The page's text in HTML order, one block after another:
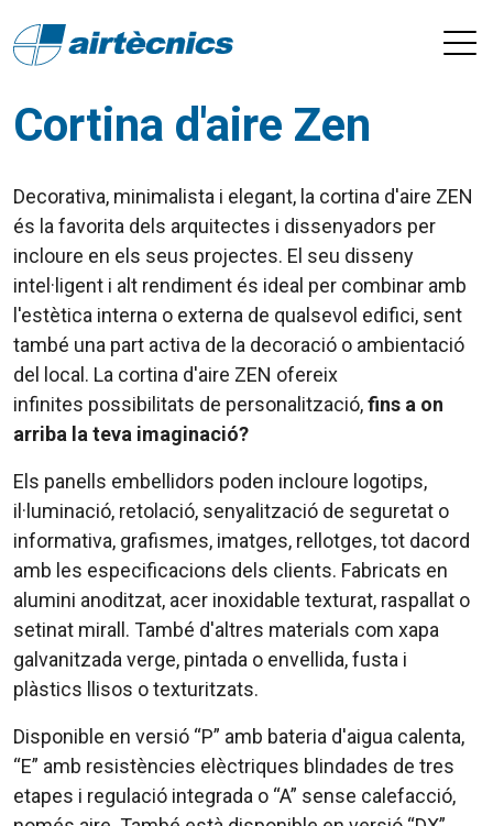
Cortina d'aire Zen
Decorativa, minimalista i elegant, la cortina d'aire ZEN
és la favorita dels arquitectes i dissenyadors per
incloure en els seus projectes. El seu disseny
intel·ligent i alt rendiment és ideal per combinar amb
l'estètica interna o externa de qualsevol edifici, sent
també una part activa de la decoració o ambientació
del local. La cortina d'aire ZEN ofereix
infinites possibilitats de personalització,fins a on
arriba la teva imaginació?
Els panells embellidors poden incloure logotips,
il·luminació, retolació, senyalització de seguretat o
informativa, grafismes, imatges, rellotges, tot dacord
amb les especificacions dels clients. Fabricats en
alumini anoditzat, acer inoxidable texturat, raspallat o
setinat mirall. També d'altres materials com xapa
galvanitzada verge, pintada o envellida, fusta i
plàstics llisos o texturitzats.
Disponible en versió “P” amb bateria d'aigua calenta,
“E” amb resistències elèctriques blindades de tres
etapes i regulació integrada o “A” sense calefacció,